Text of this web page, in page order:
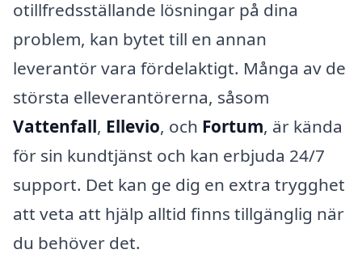
otillfredsställande lösningar på dina
problem, kan bytet till en annan
leverantör vara fördelaktigt. Många av de
största elleverantörerna, såsom
Vattenfall, Ellevio, och Fortum, är kända
för sin kundtjänst och kan erbjuda 24/7
support. Det kan ge dig en extra trygghet
att veta att hjälp alltid finns tillgänglig när
du behöver det.